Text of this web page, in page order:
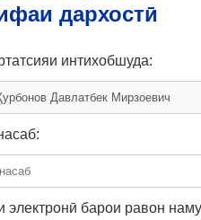
дархостӣ
интихобшуда:
электронӣ барои равон